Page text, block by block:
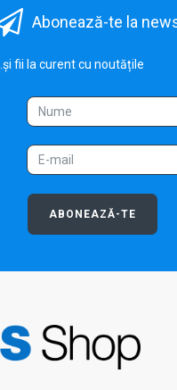
Abonează-te la
...și fii la curent cu noutățile
ABONEAZĂ-TE